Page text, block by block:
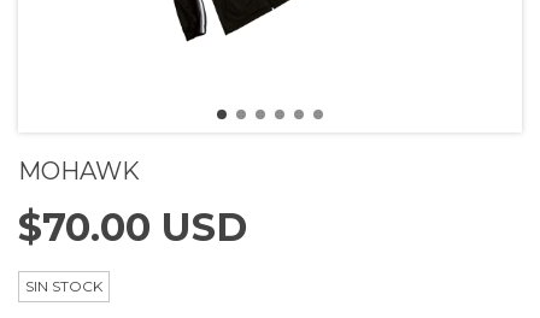
MOHAWK
$70.00 USD
SIN STOCK